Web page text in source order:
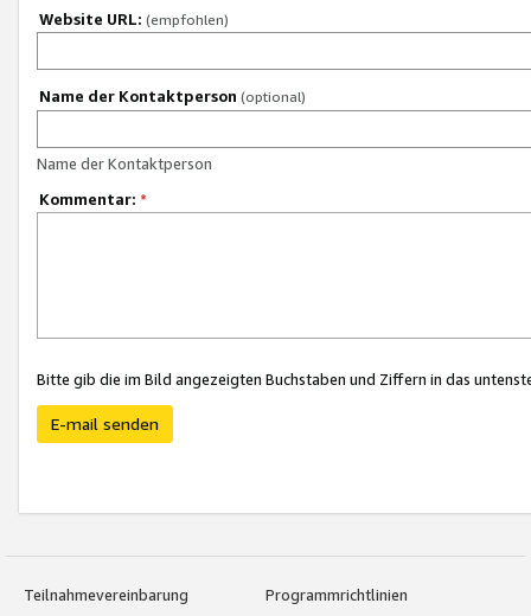
Website URL: (empfohlen)
Name der Kontaktperson (optional)
Name der Kontaktperson
Kommentar: *
Bitte gib die im Bild angezeigten Buchstaben und Ziffern in das
E-mail senden
Teilnahmevereinbarung
Programmrichtlinien